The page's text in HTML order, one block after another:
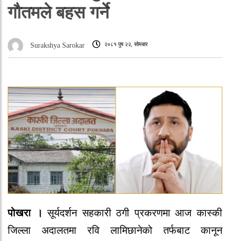
गौतमले बहस गर्ने
Surakshya Sarokar २०८१ पुष २२, सोमबार
पोखरा । सूर्यदर्शन सहकारी ठगी प्रकरणमा आज कास्की
जिल्ला अदालतमा रवि लामिछानेको तर्फबाट कानून